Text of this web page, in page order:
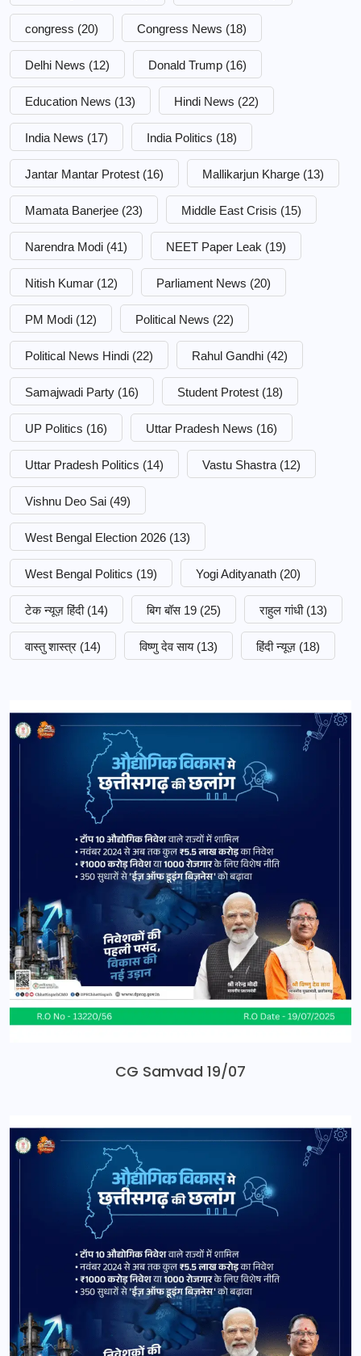
congress (20) Congress News (18)
Delhi News (12) Donald Trump (16)
Education News (13) Hindi News (22)
India News (17) India Politics (18)
Jantar Mantar Protest (16) Mallikarjun Kharge (13)
Mamata Banerjee (23) Middle East Crisis (15)
Narendra Modi (41) NEET Paper Leak (19)
Nitish Kumar (12) Parliament News (20)
PM Modi (12) Political News (22)
Political News Hindi (22) Rahul Gandhi (42)
Samajwadi Party (16) Student Protest (18)
UP Politics (16) Uttar Pradesh News (16)
Uttar Pradesh Politics (14) Vastu Shastra (12)
Vishnu Deo Sai (49)
West Bengal Election 2026 (13)
West Bengal Politics (19) Yogi Adityanath (20)
टेक न्यूज़ हिंदी (14) बिग बॉस 19 (25) राहुल गांधी (13)
वास्तु शास्त्र (14) विष्णु देव साय (13) हिंदी न्यूज़ (18)
CG Samvad 19/07